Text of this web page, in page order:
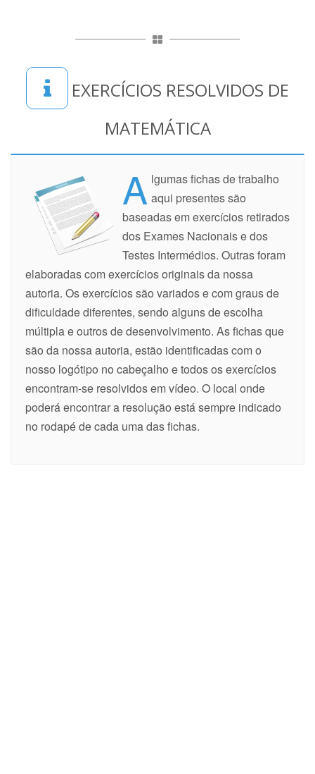
EXERCÍCIOS RESOLVIDOS DE
MATEMÁTICA
A lgumas fichas de trabalho
aqui presentes são
baseadas em exercícios retirados
dos Exames Nacionais e dos
Testes Intermédios. Outras foram
elaboradas com exercícios originais da nossa
autoria. Os exercícios são variados e com graus de
dificuldade diferentes, sendo alguns de escolha
múltipla e outros de desenvolvimento. As fichas que
são da nossa autoria, estão identificadas com o
nosso logótipo no cabeçalho e todos os exercícios
encontram-se resolvidos em vídeo. O local onde
poderá encontrar a resolução está sempre indicado
no rodapé de cada uma das fichas.